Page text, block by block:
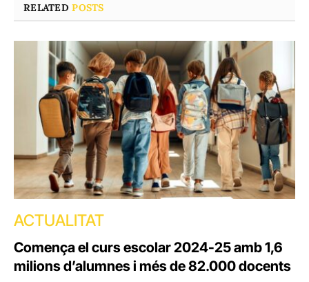
RELATEDPOSTS
ACTUALITAT
Comença el curs escolar 2024-25 amb 1,6
milions d’alumnes i més de 82.000 docents